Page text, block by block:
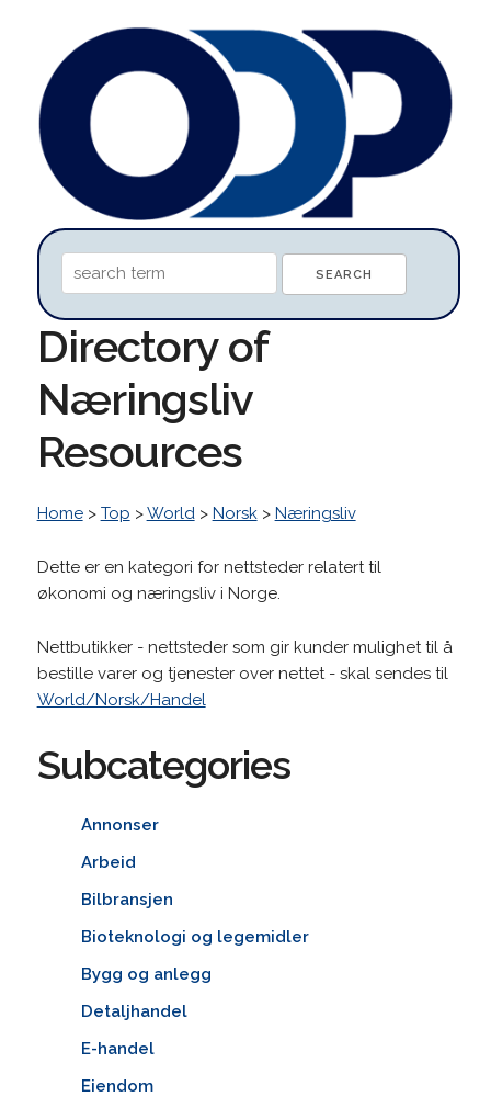
Directory of
Næringsliv
Resources
Home> Top >World> Norsk> Næringsliv
Dette er en kategori for nettsteder relatert til
økonomi og næringsliv i Norge.
Nettbutikker - nettsteder som gir kunder mulighet til å
bestille varer og tjenester over nettet - skal sendes til
World/Norsk/Handel
Subcategories
Annonser
Arbeid
Bilbransjen
Bioteknologi og legemidler
Bygg og anlegg
Detaljhandel
E-handel
Eiendom